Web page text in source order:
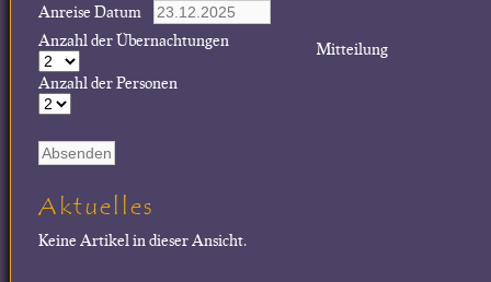
Mitteilung
Anreise Datum
Anzahl der Übernachtungen
Anzahl der Personen
Aktuelles
Keine Artikel in dieser Ansicht.